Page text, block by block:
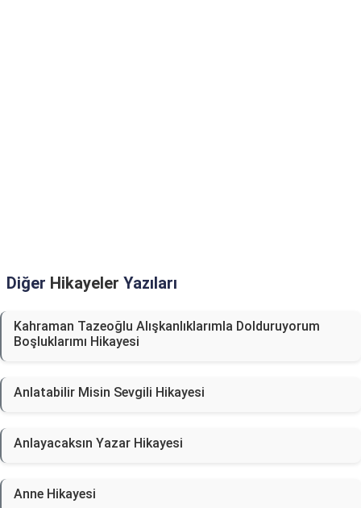
Diğer Hikayeler Yazıları
Kahraman Tazeoğlu Alışkanlıklarımla Dolduruyorum
Boşluklarımı Hikayesi
Anlatabilir Misin Sevgili Hikayesi
Anlayacaksın Yazar Hikayesi
Anne Hikayesi